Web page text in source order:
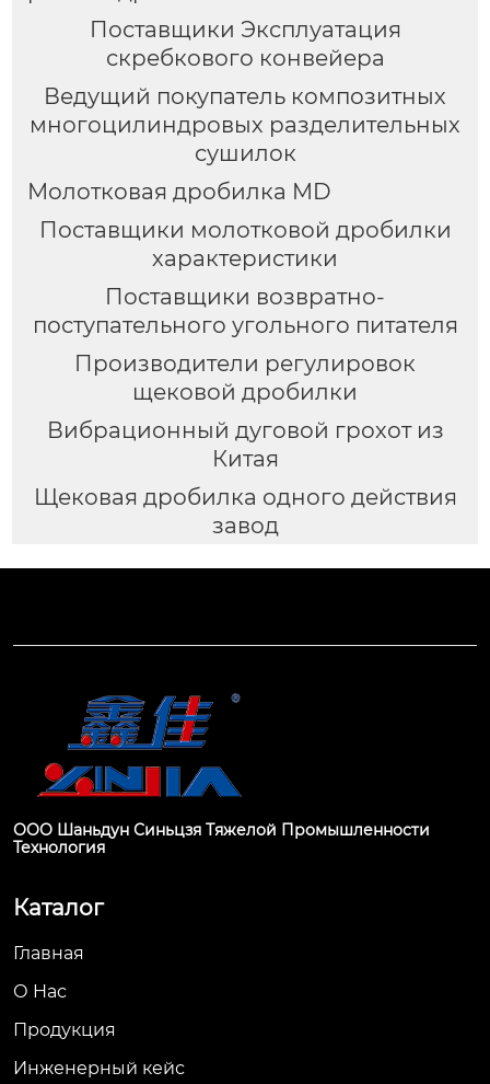
Поставщики Эксплуатация
скребкового конвейера
Ведущий покупатель композитных
многоцилиндровых разделительных
сушилок
Молотковая дробилка MD
Поставщики молотковой дробилки
характеристики
Поставщики возвратно-
поступательного угольного питателя
Производители регулировок
щековой дробилки
Вибрационный дуговой грохот из
Китая
Щековая дробилка одного действия
завод
ООО Шаньдун Синьцзя Тяжелой Промышленности
Технология
Каталог
Главная
О Hас
Продукция
Инженерный кейс